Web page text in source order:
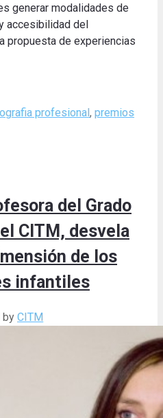
generar modalidades de
accesibilidad del
propuesta de experiencias
profesional, premios
del Grado
CITM, desvela
de los
infantiles
by CITM